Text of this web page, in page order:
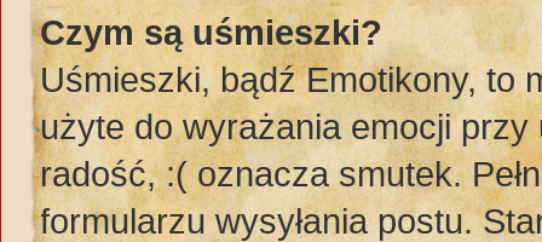
Czym są uśmieszki?
Uśmieszki, bądź Emotikony, to
użyte do wyrażania emocji
radość, :( oznacza smutek.
formularzu wysyłania postu.